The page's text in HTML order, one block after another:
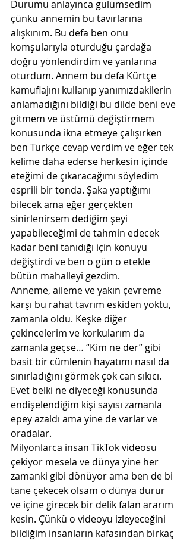
Durumu anlayınca gülümsedim
çünkü annemin bu tavırlarına
alışkınım. Bu defa ben onu
komşularıyla oturduğu çardağa
doğru yönlendirdim ve yanlarına
oturdum. Annem bu defa Kürtçe
kamuflajını kullanıp yanımızdakilerin
anlamadığını bildiği bu dilde beni eve
gitmem ve üstümü değiştirmem
konusunda ikna etmeye çalışırken
ben Türkçe cevap verdim ve eğer tek
kelime daha ederse herkesin içinde
eteğimi de çıkaracağımı söyledim
esprili bir tonda. Şaka yaptığımı
bilecek ama eğer gerçekten
sinirlenirsem dediğim şeyi
yapabileceğimi de tahmin edecek
kadar beni tanıdığı için konuyu
değiştirdi ve ben o gün o etekle
bütün mahalleyi gezdim.
Anneme, aileme ve yakın çevreme
karşı bu rahat tavrım eskiden yoktu,
zamanla oldu. Keşke diğer
çekincelerim ve korkularım da
zamanla geçse… “Kim ne der” gibi
basit bir cümlenin hayatımı nasıl da
sınırladığını görmek çok can sıkıcı.
Evet belki ne diyeceği konusunda
endişelendiğim kişi sayısı zamanla
epey azaldı ama yine de varlar ve
oradalar.
Milyonlarca insan TikTok videosu
çekiyor mesela ve dünya yine her
zamanki gibi dönüyor ama ben de bi
tane çekecek olsam o dünya durur
ve içine girecek bir delik falan ararım
kesin. Çünkü o videoyu izleyeceğini
bildiğim insanların kafasından birkaç